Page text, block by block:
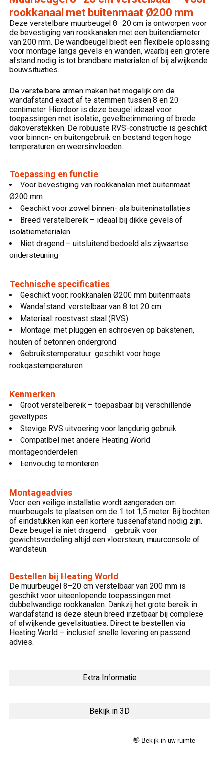
VOEG
GESELECTEERDE
TOE AAN
WINKELWAGEN
rookkanaal met buitenmaat Ø200 mm
Deze verstelbare muurbeugel 8–20 cm is ontworpen voor
de bevestiging van rookkanalen met een buitendiameter
van 200 mm. De wandbeugel biedt een flexibele oplossing
voor montage langs gevels en wanden, waarbij een grotere
afstand nodig is tot brandbare materialen of bij afwijkende
bouwsituaties.
De verstelbare armen maken het mogelijk om de
wandafstand exact af te stemmen tussen 8 en 20
centimeter. Hierdoor is deze beugel ideaal voor
toepassingen met isolatie, gevelbetimmering of brede
dakoverstekken. De robuuste RVS-constructie is geschikt
voor binnen- en buitengebruik en bestand tegen hoge
temperaturen en weersinvloeden.
Toepassing en functie
Voor bevestiging van rookkanalen met buitenmaat
Ø200 mm
Geschikt voor zowel binnen- als buiteninstallaties
Breed verstelbereik – ideaal bij dikke gevels of
isolatiematerialen
Niet dragend – uitsluitend bedoeld als zijwaartse
ondersteuning
Technische specificaties
Geschikt voor: rookkanalen Ø200 mm buitenmaats
Wandafstand: verstelbaar van 8 tot 20 cm
Materiaal: roestvast staal (RVS)
Montage: met pluggen en schroeven op bakstenen,
houten of betonnen ondergrond
Gebruikstemperatuur: geschikt voor hoge
rookgastemperaturen
Kenmerken
Groot verstelbereik – toepasbaar bij verschillende
geveltypes
Stevige RVS uitvoering voor langdurig gebruik
Compatibel met andere Heating World
montageonderdelen
Eenvoudig te monteren
Montageadvies
Voor een veilige installatie wordt aangeraden om
muurbeugels te plaatsen om de 1 tot 1,5 meter. Bij bochten
of eindstukken kan een kortere tussenafstand nodig zijn.
Deze beugel is niet dragend – gebruik voor
gewichtsverdeling altijd een vloersteun, muurconsole of
wandsteun.
Bestellen bij Heating World
De muurbeugel 8–20 cm verstelbaar van 200 mm is
geschikt voor uiteenlopende toepassingen met
dubbelwandige rookkanalen. Dankzij het grote bereik in
wandafstand is deze steun breed inzetbaar bij complexe
of afwijkende gevelsituaties. Direct te bestellen via
Heating World – inclusief snelle levering en passend
advies.
Extra Informatie
Bekijk in 3D